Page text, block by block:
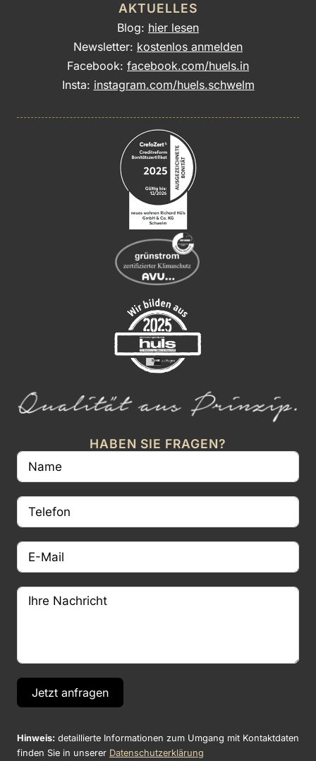
AKTUELLES
Blog: hier lesen
Newsletter: kostenlos anmelden
Facebook: facebook.com/huels.in
Insta: instagram.com/huels.schwelm
HABEN SIE FRAGEN?
Jetzt anfragen
Hinweis: detaillierte Informationen zum Umgang mit Kontaktdaten
finden Sie in unserer Datenschutzerklärung